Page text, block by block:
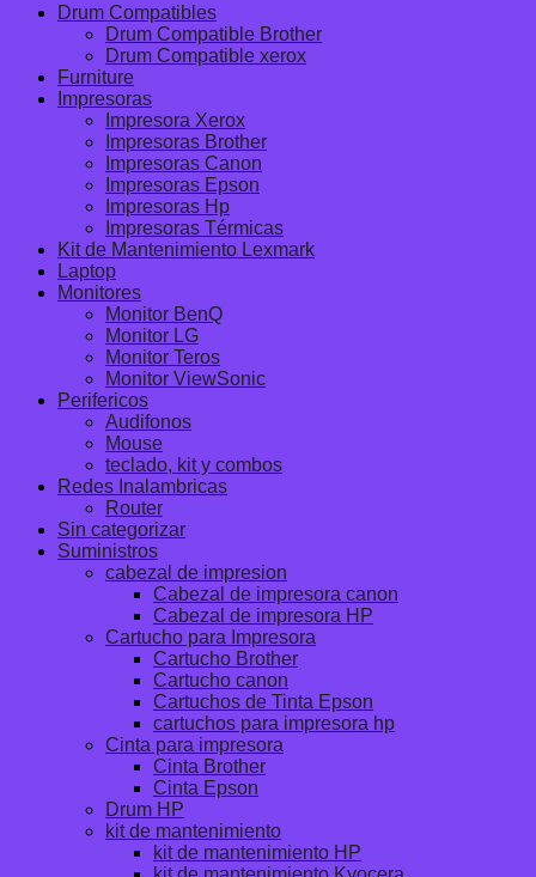
Drum Compatibles
Drum Compatible Brother
Drum Compatible xerox
Furniture
Impresoras
Impresora Xerox
Impresoras Brother
Impresoras Canon
Impresoras Epson
Impresoras Hp
Impresoras Térmicas
Kit de Mantenimiento Lexmark
Laptop
Monitores
Monitor BenQ
Monitor LG
Monitor Teros
Monitor ViewSonic
Perifericos
Audifonos
Mouse
teclado, kit y combos
Redes Inalambricas
Router
Sin categorizar
Suministros
cabezal de impresion
Cabezal de impresora canon
Cabezal de impresora HP
Cartucho para Impresora
Cartucho Brother
Cartucho canon
Cartuchos de Tinta Epson
cartuchos para impresora hp
Cinta para impresora
Cinta Brother
Cinta Epson
Drum HP
kit de mantenimiento
kit de mantenimiento HP